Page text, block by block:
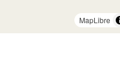
MapLibre